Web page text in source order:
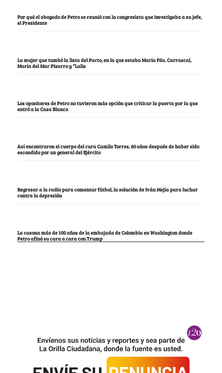
Por qué el abogado de Petro se reunió con la congresista que investigaba a su jefe,
el Presidente
La mujer que tumbó la lista del Pacto, en la que estaba María Fda. Carrascal,
María del Mar Pizarro y “Lalis
Los opositores de Petro no tuvieron más opción que criticar la puerta por la que
entró a la Casa Blanca
Así encontraron el cuerpo del cura Camilo Torres, 60 años después de haber sido
escondido por un general del Ejército
Regresar a la radio para comentar fútbol, la solución de Iván Mejía para luchar
contra la depresión
La casona más de 100 años de la embajada de Colombia en Washington donde
Petro afinó su cara a cara con Trump